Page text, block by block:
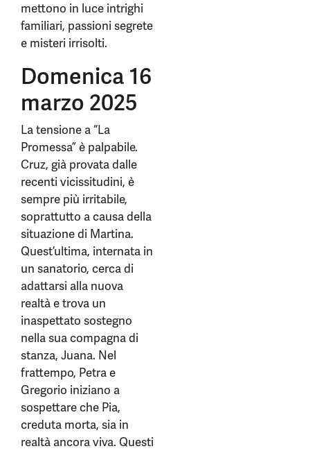
mettono in luce intrighi
familiari, passioni segrete
e misteri irrisolti.
Domenica 16
marzo 2025
La tensione a “La
Promessa” è palpabile.
Cruz, già provata dalle
recenti vicissitudini, è
sempre più irritabile,
soprattutto a causa della
situazione di Martina.
Quest’ultima, internata in
un sanatorio, cerca di
adattarsi alla nuova
realtà e trova un
inaspettato sostegno
nella sua compagna di
stanza, Juana. Nel
frattempo, Petra e
Gregorio iniziano a
sospettare che Pia,
creduta morta, sia in
realtà ancora viva. Questi